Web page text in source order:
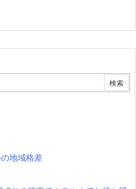
の地域格差